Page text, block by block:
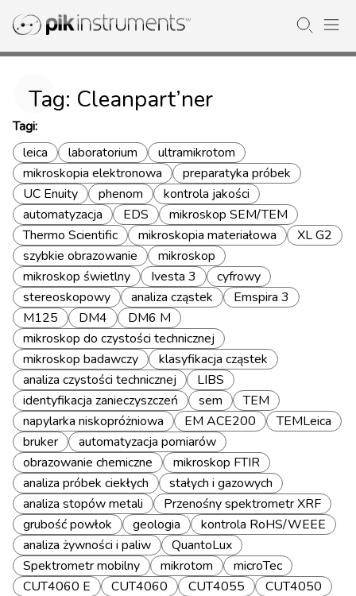
Tag: Cleanpart’ner
Tagi:
leica
laboratorium
ultramikrotom
mikroskopia elektronowa
preparatyka próbek
UC Enuity
phenom
kontrola jakości
automatyzacja
EDS
mikroskop SEM/TEM
Thermo Scientific
mikroskopia materiałowa
XL G2
szybkie obrazowanie
mikroskop
mikroskop świetlny
Ivesta 3
cyfrowy
stereoskopowy
analiza cząstek
Emspira 3
M125
DM4
DM6 M
mikroskop do czystości technicznej
mikroskop badawczy
klasyfikacja cząstek
analiza czystości technicznej
LIBS
identyfikacja zanieczyszczeń
sem
TEM
napylarka niskopróżniowa
EM ACE200
TEMLeica
bruker
automatyzacja pomiarów
obrazowanie chemiczne
mikroskop FTIR
analiza próbek ciekłych
stałych i gazowych
analiza stopów metali
Przenośny spektrometr XRF
grubość powłok
geologia
kontrola RoHS/WEEE
analiza żywności i paliw
QuantoLux
Spektrometr mobilny
mikrotom
microTec
CUT4060 E
CUT4060 CUT4055
CUT4050